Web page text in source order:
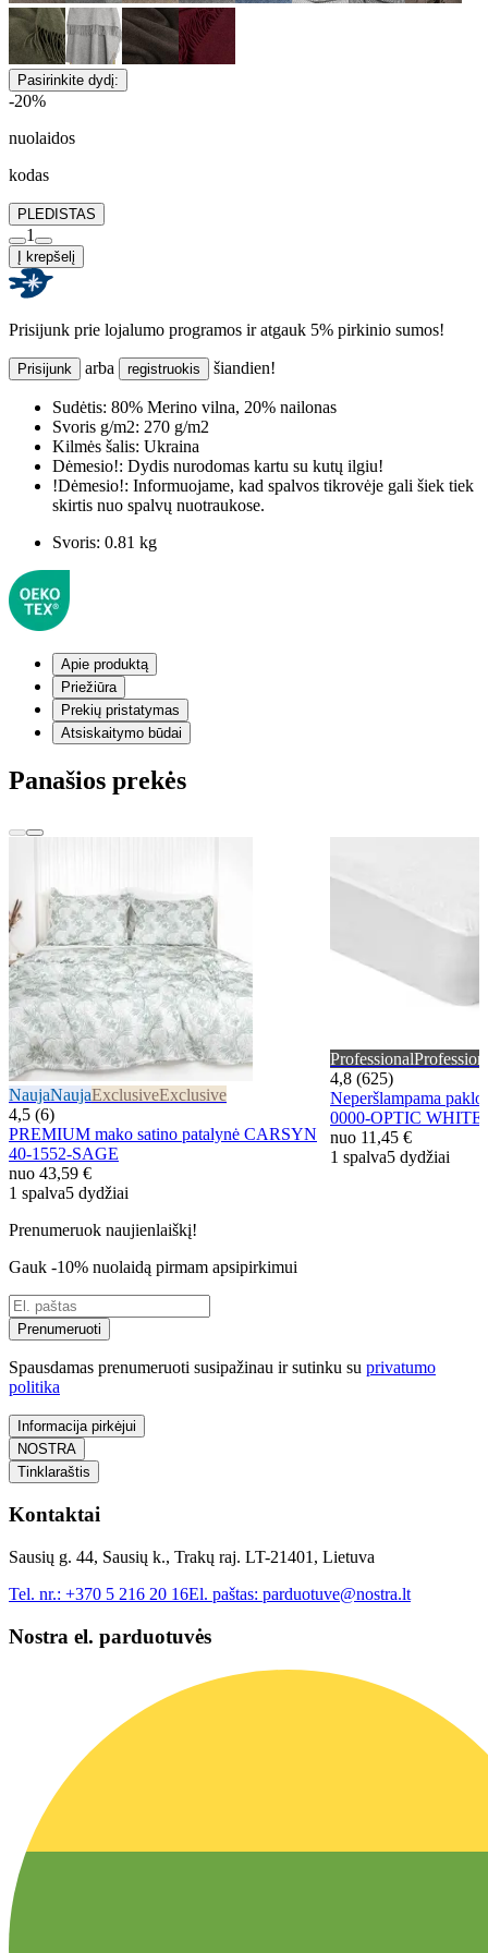
Pasirinkite dydį:
-20%
nuolaidos
kodas
PLEDISTAS
1
Į krepšelį
Prisijunk prie lojalumo programos ir atgauk 5% pirkinio sumos!
Prisijunk arba registruokis šiandien!
Sudėtis: 80% Merino vilna, 20% nailonas
Svoris g/m2: 270 g/m2
Kilmės šalis: Ukraina
Dėmesio!: Dydis nurodomas kartu su kutų ilgiu!
!Dėmesio!: Informuojame, kad spalvos tikrovėje gali šiek tiek
skirtis nuo spalvų nuotraukose.
Svoris: 0.81 kg
Apie produktą
Priežiūra
Prekių pristatymas
Atsiskaitymo būdai
Panašios prekės
NaujaNaujaExclusiveExclusive
4,5 (6)
PREMIUM mako satino patalynė CARSYN
40-1552-SAGE
nuo 43,59 €
1 spalva5 dydžiai
Professional
4,8 (625)
Neperšlampama
0000-OPTIC WHITE
nuo 11,45 €
1 spalva5 dydžiai
Prenumeruok naujienlaiškį!
Gauk -10% nuolaidą pirmam apsipirkimui
Prenumeruoti
Spausdamas prenumeruoti susipažinau ir sutinku su privatumo
politika
Informacija pirkėjui
NOSTRA
Tinklaraštis
Kontaktai
Sausių g. 44, Sausių k., Trakų raj. LT-21401, Lietuva
Tel. nr.: +370 5 216 20 16El. paštas: parduotuve@nostra.lt
Nostra el. parduotuvės